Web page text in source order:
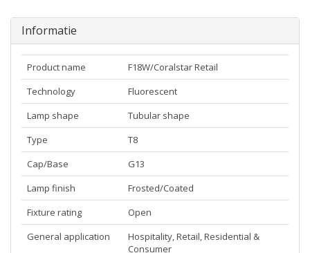
Informatie
Product name
F18W/Coralstar Retail
Technology
Fluorescent
Lamp shape
Tubular shape
Type
T8
Cap/Base
G13
Lamp finish
Frosted/Coated
Fixture rating
Open
General application
Hospitality, Retail, Residential &
Consumer